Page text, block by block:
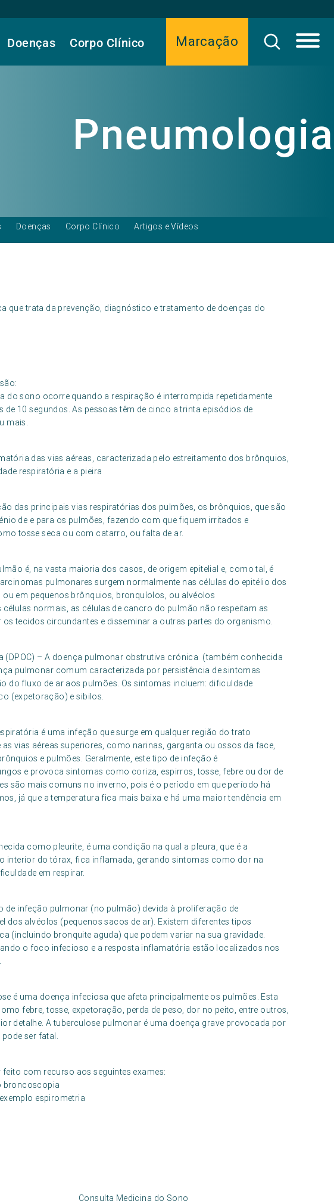
Marcação
Doenças Corpo Clínico
Pneumologia
Doenças Corpo Clínico Artigos e Vídeos
que trata da prevenção, diagnóstico e tratamento de doenças do
do sono ocorre quando a respiração é interrompida repetidamente
10 segundos. As pessoas têm de cinco a trinta episódios de
mais.
das vias aéreas, caracterizada pelo estreitamento dos brônquios,
respiratória e a pieira
das principais vias respiratórias dos pulmões, os brônquios, que são
de e para os pulmões, fazendo com que fiquem irritados e
tosse seca ou com catarro, ou falta de ar.
é, na vasta maioria dos casos, de origem epitelial e, como tal, é
pulmonares surgem normalmente nas células do epitélio dos
em pequenos brônquios, bronquíolos, ou alvéolos
normais, as células de cancro do pulmão não respeitam as
tecidos circundantes e disseminar a outras partes do organismo.
(DPOC) – A doença pulmonar obstrutiva crónica (também conhecida
pulmonar comum caracterizada por persistência de sintomas
do fluxo de ar aos pulmões. Os sintomas incluem: dificuldade
(expetoração) e sibilos.
é uma infeção que surge em qualquer região do trato
vias aéreas superiores, como narinas, garganta ou ossos da face,
e pulmões. Geralmente, este tipo de infeção é
e provoca sintomas como coriza, espirros, tosse, febre ou dor de
são mais comuns no inverno, pois é o período em que período há
já que a temperatura fica mais baixa e há uma maior tendência em
como pleurite, é uma condição na qual a pleura, que é a
interior do tórax, fica inflamada, gerando sintomas como dor na
em respirar.
de infeção pulmonar (no pulmão) devida à proliferação de
alvéolos (pequenos sacos de ar). Existem diferentes tipos
(incluindo bronquite aguda) que podem variar na sua gravidade.
o foco infecioso e a resposta inflamatória estão localizados nos
é uma doença infeciosa que afeta principalmente os pulmões. Esta
febre, tosse, expetoração, perda de peso, dor no peito, entre outros,
detalhe. A tuberculose pulmonar é uma doença grave provocada por
ser fatal.
com recurso aos seguintes exames:
broncoscopia
espirometria
Consulta Medicina do Sono